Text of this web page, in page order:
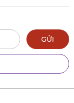
Phòng
Khê, Đà Nẵng
GỬI